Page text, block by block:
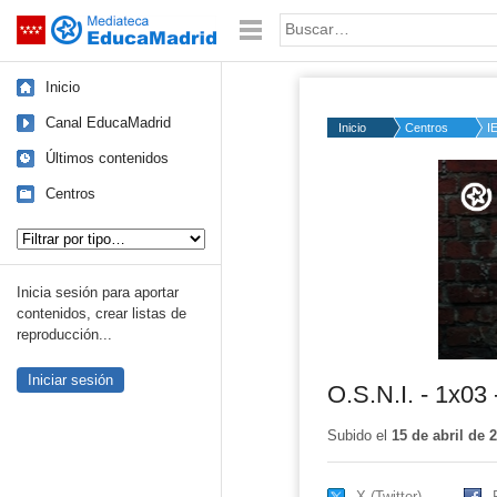
Saltar navegación Palabra o frase:
Inicio
Canal EducaMadrid
Últimos contenidos
Centros
Inicia sesión para aportar
contenidos, crear listas de
reproducción...
Iniciar sesión
Inicio Centros
Volume
50%
O.S.N.I. - 1x03
Subido el 15 de abril de